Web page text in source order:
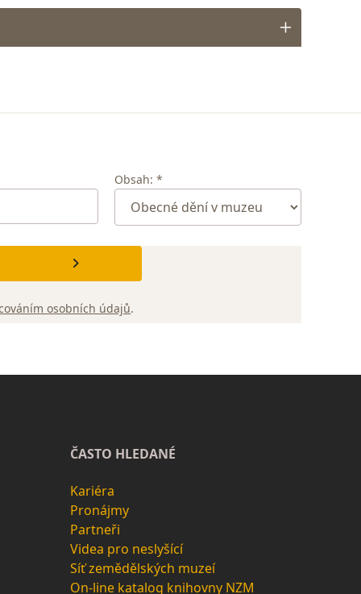
Obsah: *
osobních údajů.
ČASTO HLEDANÉ
Kariéra
Pronájmy
Partneři
Videa pro neslyšící
Síť zemědělských muzeí
On-line katalog knihovny NZM